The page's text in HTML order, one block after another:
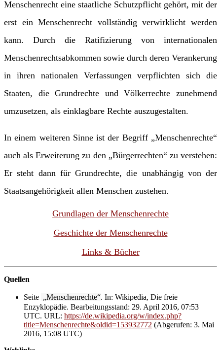
Menschenrecht eine staatliche Schutzpflicht gehört, mit der
erst ein Menschenrecht vollständig verwirklicht werden
kann. Durch die Ratifizierung von internationalen
Menschenrechtsabkommen sowie durch deren Verankerung
in ihren nationalen Verfassungen verpflichten sich die
Staaten, die Grundrechte und Völkerrechte zunehmend
umzusetzen, als einklagbare Rechte auszugestalten.
In einem weiteren Sinne ist der Begriff „Menschenrechte“
auch als Erweiterung zu den „Bürgerrechten“ zu verstehen:
Er steht dann für Grundrechte, die unabhängig von der
Staatsangehörigkeit allen Menschen zustehen.
Grundlagen der Menschenrechte
Geschichte der Menschenrechte
Links & Bücher
Quellen
Seite „Menschenrechte“. In: Wikipedia, Die freie
Enzyklopädie. Bearbeitungsstand: 29. April 2016, 07:53
UTC. URL: https://de.wikipedia.org/w/index.php?
title=Menschenrechte&oldid=153932772 (Abgerufen: 3. Mai
2016, 15:08 UTC)